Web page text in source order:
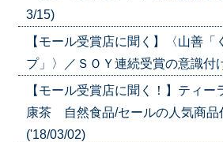
3/15)
【モール受賞店に聞く】〈山善「
プ」〉／ＳＯＹ連続受賞の意識付
【モール受賞店に聞く！】ティ
康茶 自然食品/セールの人気商品
('18/03/02)